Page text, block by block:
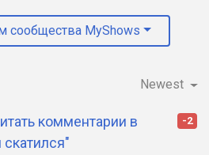
сообщества MyShows
Newest
-2
комментарии в
скатился"